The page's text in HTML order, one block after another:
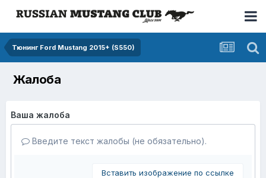
Тюнинг Ford Mustang 2015+ (S550)
Жалоба
Ваша жалоба
Введите текст жалобы (не обязательно).
Вставить изображение по ссылке